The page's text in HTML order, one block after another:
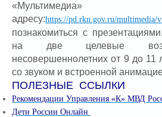
адресу:https://pd.rkn.gov.ru/multimedia/
познакомиться с
на две целевые
несовершеннолетних от 9 до 11
со звуком и встроенной
ПОЛЕЗНЫЕ ССЫЛКИ
Рекомендации Управления «К» МВД
Дети России Онлайн